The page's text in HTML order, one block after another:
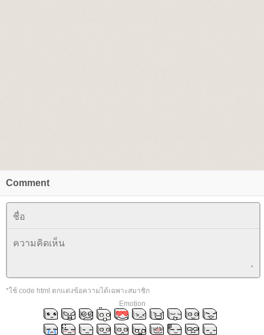
Comment
*ใช้ code html ตกแต่งข้อความได้เฉพาะสมาชิก
Emotion